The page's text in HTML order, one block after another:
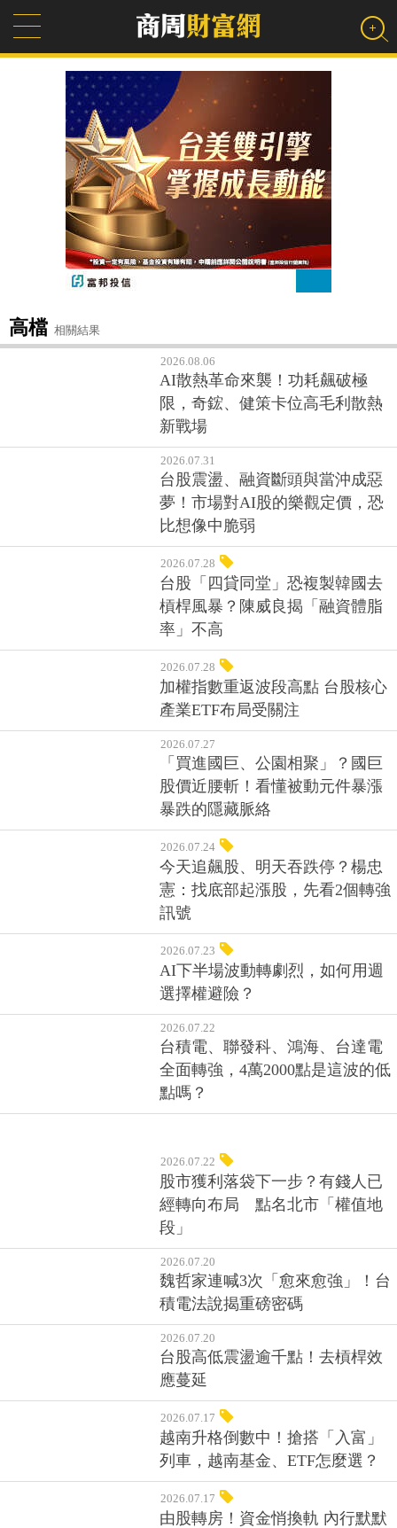
高檔 相關結果
2026.08.06
AI散熱革命來襲！功耗飆破極
限，奇鋐、健策卡位高毛利散熱
新戰場
2026.07.31
台股震盪、融資斷頭與當沖成惡
夢！市場對AI股的樂觀定價，恐
比想像中脆弱
2026.07.28
台股「四貸同堂」恐複製韓國去
槓桿風暴？陳威良揭「融資體脂
率」不高
2026.07.28
加權指數重返波段高點 台股核心
產業ETF布局受關注
2026.07.27
「買進國巨、公園相聚」？國巨
股價近腰斬！看懂被動元件暴漲
暴跌的隱藏脈絡
2026.07.24
今天追飆股、明天吞跌停？楊忠
憲：找底部起漲股，先看2個轉強
訊號
2026.07.23
AI下半場波動轉劇烈，如何用週
選擇權避險？
2026.07.22
台積電、聯發科、鴻海、台達電
全面轉強，4萬2000點是這波的低
點嗎？
2026.07.22
股市獲利落袋下一步？有錢人已
經轉向布局 點名北市「權值地
段」
2026.07.20
魏哲家連喊3次「愈來愈強」！台
積電法說揭重磅密碼
2026.07.20
台股高低震盪逾千點！去槓桿效
應蔓延
2026.07.17
越南升格倒數中！搶搭「入富」
列車，越南基金、ETF怎麼選？
2026.07.17
由股轉房！資金悄換軌 內行默默